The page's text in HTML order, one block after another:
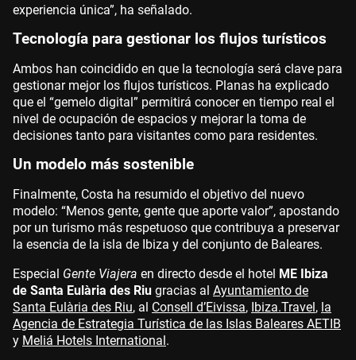
experiencia única”, ha señalado.
Tecnología para gestionar los flujos turísticos
Ambos han coincidido en que la tecnología será clave para
gestionar mejor los flujos turísticos. Planas ha explicado
que el “gemelo digital” permitirá conocer en tiempo real el
nivel de ocupación de espacios y mejorar la toma de
decisiones tanto para visitantes como para residentes.
Un modelo más sostenible
Finalmente, Costa ha resumido el objetivo del nuevo
modelo: “Menos gente, gente que aporte valor”, apostando
por un turismo más respetuoso que contribuya a preservar
la esencia de la isla de Ibiza y del conjunto de Baleares.
Especial Gente Viajera en directo desde el hotel ME Ibiza
de Santa Eulària des Riu gracias al Ayuntamiento de
Santa Eulària des Riu, al Consell d’Eivissa, Ibiza.Travel, la
Agencia de Estrategia Turística de las Islas Baleares AETIB
y Meliá Hotels International.